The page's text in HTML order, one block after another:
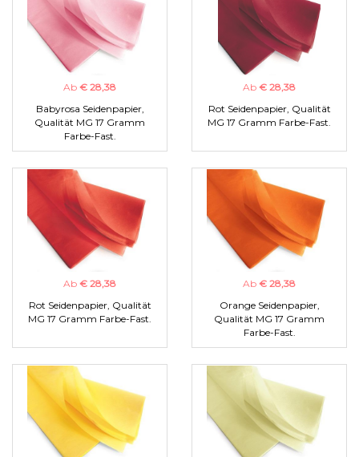
Ab € 28,38
Babyrosa Seidenpapier,
Qualität MG 17 Gramm
Farbe-Fast.
Ab € 28,38
Rot Seidenpapier, Qualität
MG 17 Gramm Farbe-Fast.
Ab € 28,38
Rot Seidenpapier, Qualität
MG 17 Gramm Farbe-Fast.
Ab € 28,38
Orange Seidenpapier,
Qualität MG 17 Gramm
Farbe-Fast.